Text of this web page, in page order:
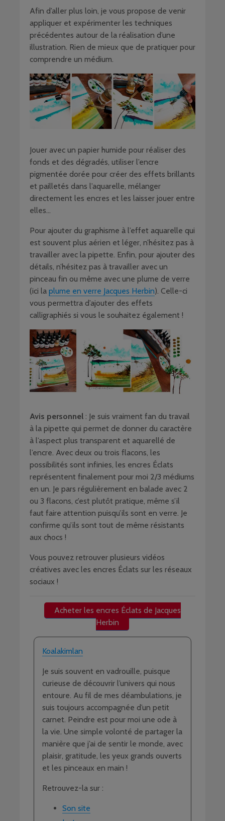
Afin d’aller plus loin, je vous propose de venir
appliquer et expérimenter les techniques
précédentes autour de la réalisation d’une
illustration. Rien de mieux que de pratiquer pour
comprendre un médium.
Jouer avec un papier humide pour réaliser des
fonds et des dégradés, utiliser l’encre
pigmentée dorée pour créer des effets brillants
et pailletés dans l’aquarelle, mélanger
directement les encres et les laisser jouer entre
elles…
Pour ajouter du graphisme à l’effet aquarelle qui
est souvent plus aérien et léger, n’hésitez pas à
travailler avec la pipette. Enfin, pour ajouter des
détails, n’hésitez pas à travailler avec un
pinceau fin ou même avec une plume de verre
(ici la plume en verre Jacques Herbin). Celle-ci
vous permettra d’ajouter des effets
calligraphiés si vous le souhaitez également !
Avis personnel : Je suis vraiment fan du travail
à la pipette qui permet de donner du caractère
à l’aspect plus transparent et aquarellé de
l’encre. Avec deux ou trois flacons, les
possibilités sont infinies, les encres Éclats
représentent finalement pour moi 2/3 médiums
en un. Je pars régulièrement en balade avec 2
ou 3 flacons, c’est plutôt pratique, même s’il
faut faire attention puisqu’ils sont en verre. Je
confirme qu’ils sont tout de même résistants
aux chocs !
Vous pouvez retrouver plusieurs vidéos
créatives avec les encres Éclats sur les réseaux
sociaux !
Acheter les encres Éclats de Jacques
Herbin
Koalakimlan
Je suis souvent en vadrouille, puisque
curieuse de découvrir l’univers qui nous
entoure. Au fil de mes déambulations, je
suis toujours accompagnée d’un petit
carnet. Peindre est pour moi une ode à
la vie. Une simple volonté de partager la
manière que j’ai de sentir le monde, avec
plaisir, gratitude, les yeux grands ouverts
et les pinceaux en main !
Retrouvez-la sur :
Son site